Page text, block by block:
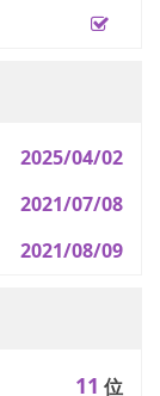
2025/04/02
2021/07/08
2021/08/09
11 位